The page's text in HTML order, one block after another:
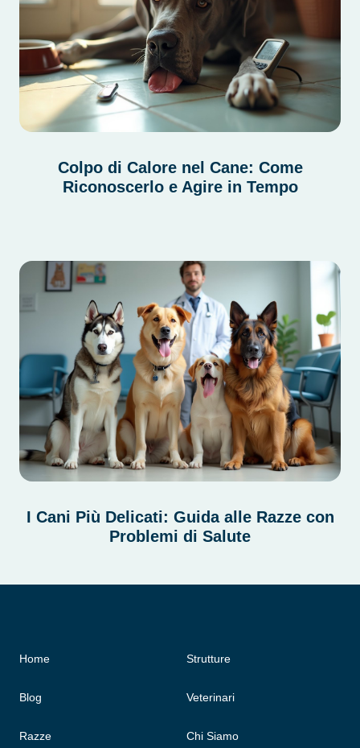
Colpo di Calore nel Cane: Come
Riconoscerlo e Agire in Tempo
I Cani Più Delicati: Guida alle Razze con
Problemi di Salute
Home
Blog
Razze
Strutture
Veterinari
Chi Siamo